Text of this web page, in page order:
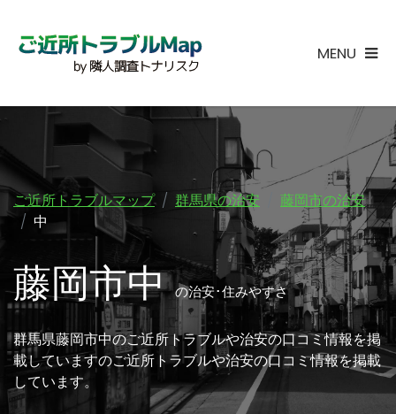
MENU
ご近所トラブルマップ 群馬県の治安
藤岡市の治安
中
藤岡市中の治安･住みやすさ
群馬県藤岡市中のご近所トラブルや治安の口コミ情報を掲
載していますのご近所トラブルや治安の口コミ情報を掲載
しています。